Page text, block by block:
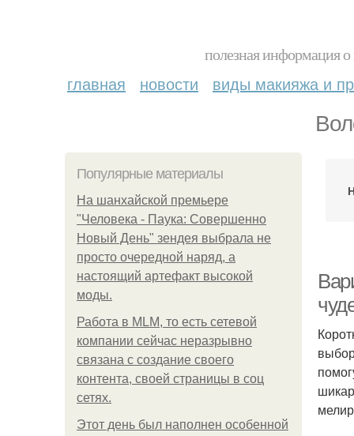
полезная информация
главная новости виды макияжа и
Популярные материалы
На шанхайской премьере
"Человека - Паука: Совершенно
Новый День" зендея выбрала не
просто очередной наряд, а
настоящий артефакт высокой
моды.
Работа в MLM, то есть сетевой
компании сейчас неразрывно
связана с создание своего
контента, своей страницы в соц
сетях.
Этот день был наполнен особенной